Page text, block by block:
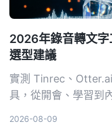
2026年錄音轉文
選型建議
實測 Tinrec、
具，從開會、學習到
2026-08-09